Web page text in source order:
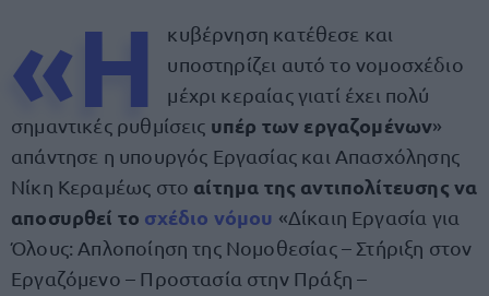
«Η
κυβέρνηση κατέθεσε και
υποστηρίζει αυτό το νομοσχέδιο
μέχρι κεραίας γιατί έχει πολύ
σημαντικές ρυθμίσεις υπέρ των εργαζομένων»
απάντησε η υπουργός Εργασίας και Απασχόλησης
Νίκη Κεραμέως στο αίτημα της αντιπολίτευσης να
αποσυρθεί το σχέδιο νόμου «Δίκαιη Εργασία για
Όλους: Απλοποίηση της Νομοθεσίας – Στήριξη στον
Εργαζόμενο – Προστασία στην Πράξη –